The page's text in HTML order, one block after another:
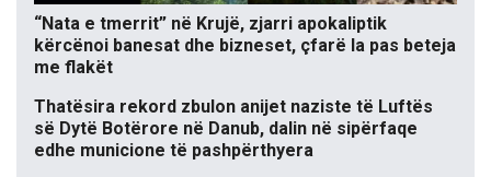
“Nata e tmerrit” në Krujë, zjarri apokaliptik
kërcënoi banesat dhe bizneset, çfarë la pas beteja
me flakët
Thatësira rekord zbulon anijet naziste të Luftës
së Dytë Botërore në Danub, dalin në sipërfaqe
edhe municione të pashpërthyera